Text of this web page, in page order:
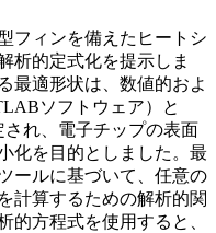
フィンを備えたヒートシ
析的定式化を提示しま
最適形状は、数値的およ
ソフトウェア）と
れ、電子チップの表面
化を目的としました。最
ールに基づいて、任意の
計算するための解析的関
的方程式を使用すると、